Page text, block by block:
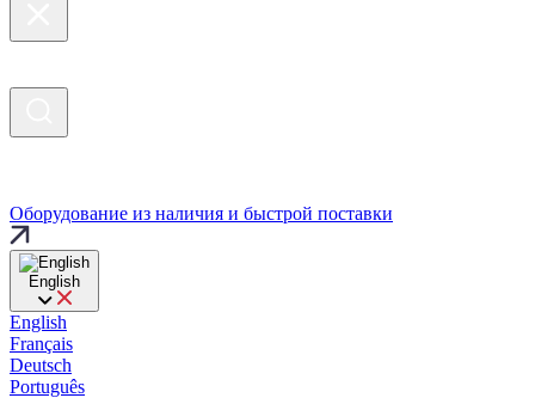
Оборудование из наличия и быстрой поставки
English
English
Français
Deutsch
Português